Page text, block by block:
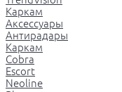
Каркам
Аксессуары
Антирадары
Каркам
Cobra
Escort
Neoline